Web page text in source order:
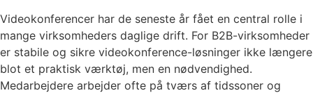
Videokonferencer har de seneste år fået en central rolle i
mange virksomheders daglige drift. For B2B-virksomheder
er stabile og sikre videokonference-løsninger ikke længere
blot et praktisk værktøj, men en nødvendighed.
Medarbejdere arbejder ofte på tværs af tidssoner og